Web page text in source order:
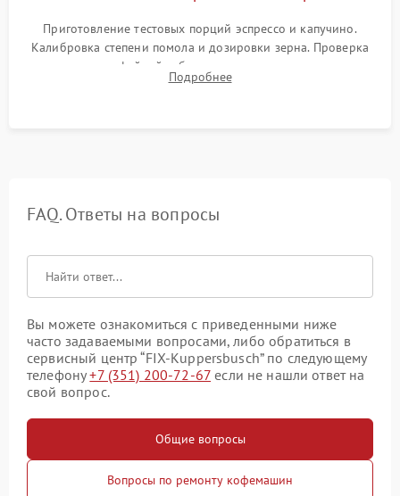
Приготовление тестовых порций эспрессо и капучино.
Калибровка степени помола и дозировки зерна. Проверка
плотности кофейной таблетки, температуры напитка и
качества молочной пены. Контроль отсутствия посторонних
Подробнее
FAQ. Ответы на вопросы
Вы можете ознакомиться с приведенными ниже
часто задаваемыми вопросами, либо обратиться в
сервисный центр “FIX-Kuppersbusch” по следующему
телефону+7 (351) 200-72-67 если не нашли ответ на
свой вопрос.
Общие вопросы
Вопросы по ремонту кофемашин